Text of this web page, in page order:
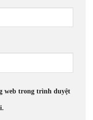
web trong trình duyệt